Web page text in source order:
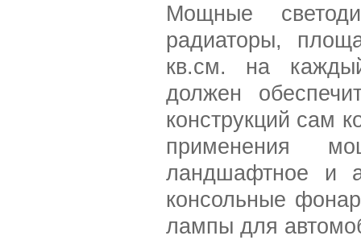
Мощные
радиаторы,
кв.см. на
должен
конструкций сам
применения
ландшафтное и
консольные
лампы для